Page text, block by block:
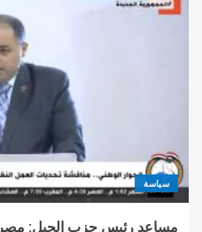
سياسة
مساعد رئيس حزب الجيل: مصر